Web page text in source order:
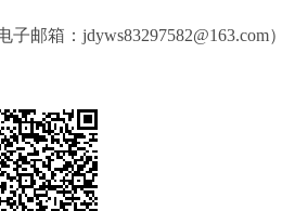
邮箱：jdyws83297582@163.com）